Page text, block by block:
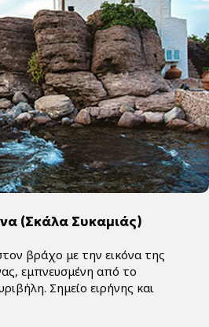
(Σκάλα Συκαμιάς)
βράχο με την εικόνα της
εμπνευσμένη από το
Σημείο ειρήνης και